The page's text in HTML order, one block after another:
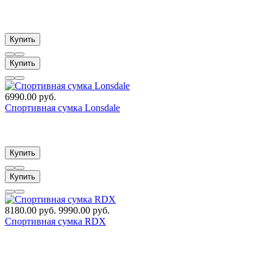
Купить
Купить
6990.00 руб.
Спортивная сумка Lonsdale
Купить
Купить
8180.00 руб. 9990.00 руб.
Спортивная сумка RDX